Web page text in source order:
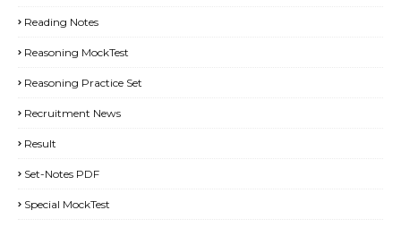
Reading Notes
Reasoning MockTest
Reasoning Practice Set
Recruitment News
Result
Set-Notes PDF
Special MockTest